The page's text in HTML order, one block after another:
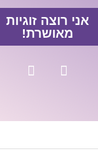
אני רוצה זוגיות
מאושרת!